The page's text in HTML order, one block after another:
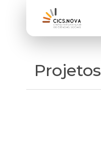
Projetos